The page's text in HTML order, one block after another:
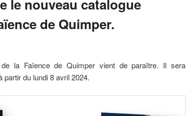
le nouveau catalogue
de Quimper.
la Faïence de Quimper vient de paraître. Il sera
partir du lundi 8 avril 2024.